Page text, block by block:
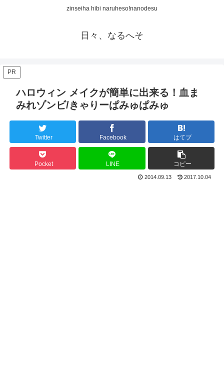
zinseiha hibi naruheso!nanodesu
日々、なるへそ
PR
ハロウィン メイクが簡単に出来る！血ま
みれゾンビ/きゃりーぱみゅぱみゅ
Twitter Facebook はてブ
Pocket LINE コピー
2014.09.13 2017.10.04